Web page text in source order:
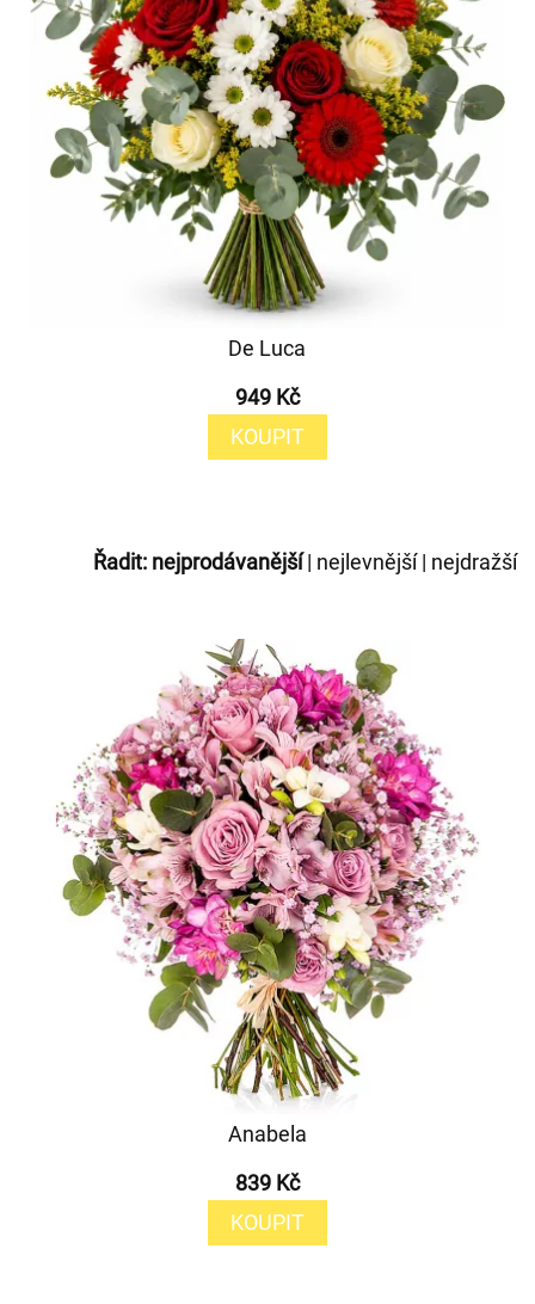
De Luca
949 Kč
KOUPIT
Řadit: nejprodávanější| nejlevnější| nejdražší
Anabela
839 Kč
KOUPIT